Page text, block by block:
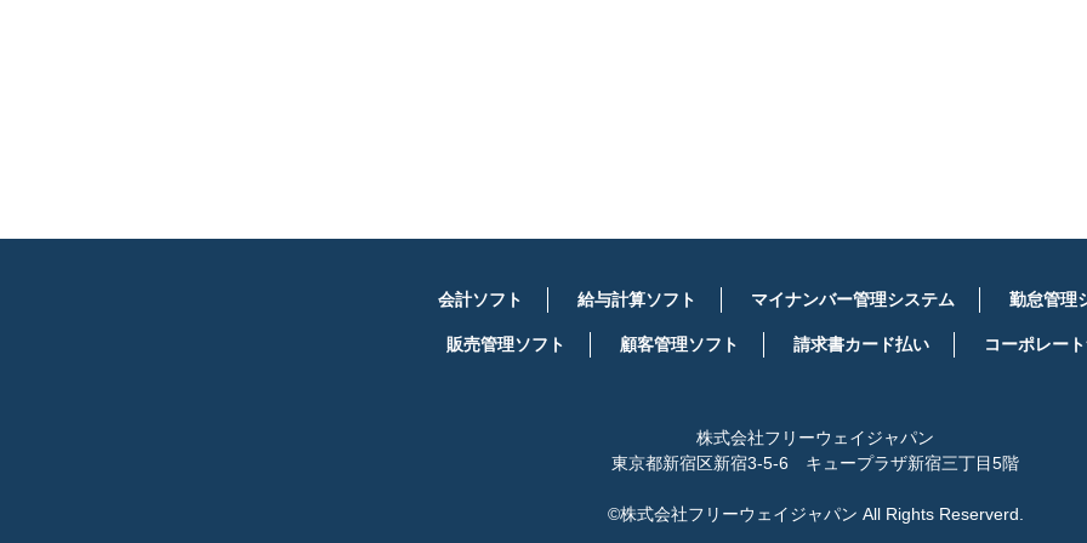
会計ソフト 給与計算ソフト マイナンバー管理システム 勤怠管理
販売管理ソフト 顧客管理ソフト 請求書カード払い コーポレー
株式会社フリーウェイジャパン
東京都新宿区新宿3-5-6 キュープラザ新宿三丁目5階
©株式会社フリーウェイジャパン All Rights Reserverd.